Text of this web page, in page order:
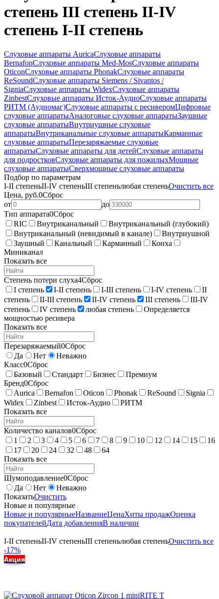
степень III степень II-IV
степень I-II степень
Слуховые аппараты AuricaСлуховые аппараты
BernafonСлуховые аппараты Med-MosСлуховые аппараты
OticonСлуховые аппараты PhonakСлуховые аппараты
ReSoundСлуховые аппараты Siemens / Sivantos /
SigniaСлуховые аппараты WidexСлуховые аппараты
ZinbestСлуховые аппараты Исток-АудиоСлуховые аппараты
РИТМ (Аудиомаг)Слуховые аппараты с ресиверомЦифровые
слуховые аппаратыАналоговые слуховые аппаратыЗаушные
слуховые аппаратыВнутриушные слуховые
аппаратыВнутриканальные слуховые аппаратыКарманные
слуховые аппаратыПерезаряжаемые слуховые
аппаратыСлуховые аппараты для детейСлуховые аппараты
для подростковСлуховые аппараты для пожилыхМощные
слуховые аппаратыСверхмощные слуховые аппараты
Подбор по параметрам
I-II степеньII-IV степеньIII степеньлюбая степеньОчистить все
Цена, руб.0Сброс
от
до
Тип аппарата0Сброс
RIC
Внутриканальный
Внутриканальный (глубокий)
Внутриканальный (невидимый в канале)
Внутриушной
Заушный
Канальный Карманный
Конха
Миниканал
Показать все
Степень потери слуха4Сброс
I степень
I-II степень I-III степень I-IV степень
II
степень
II-III степень II-IV степень III степень
III-IV
степень
IV степень любая степень
Определяется
мощностью ресивера
Показать все
Перезаряжаемый0Сброс
Да
Нет
Неважно
Класс0Сброс
Базовый
Стандарт Бизнес
Премиум
Бренд0Сброс
Aurica
Bernafon Oticon Phonak ReSound
Signia
Widex
Zinbest Исток-Аудио
РИТМ
Показать все
Количество каналов0Сброс
1
2 3 4 5 6 7 8 9 10 12 14 15
16
17
20 24 32 48
64
Показать все
Шумоподавление0Сброс
Да
Нет
Неважно
ПоказатьОчистить
Новые и популярные
Новые и популярныеНазваниеЦенаХиты продажОценка
покупателейДата добавленияВ наличии
I-II степеньII-IV степеньIII степеньлюбая степеньОчистить все
-17%
Акция